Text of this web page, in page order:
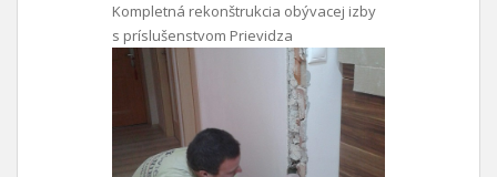
Kompletná rekonštrukcia obývacej izby
s príslušenstvom Prievidza